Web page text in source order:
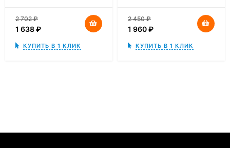
2 702₽
1 638₽
КУПИТЬ В 1 КЛИК
2 450₽
1 960₽
КУПИТЬ В 1 КЛИК